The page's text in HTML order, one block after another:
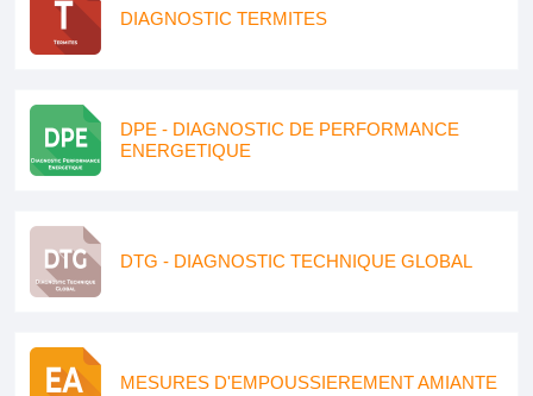
DIAGNOSTIC TERMITES
DPE - DIAGNOSTIC DE PERFORMANCE
ENERGETIQUE
DTG - DIAGNOSTIC TECHNIQUE GLOBAL
MESURES D'EMPOUSSIEREMENT AMIANTE